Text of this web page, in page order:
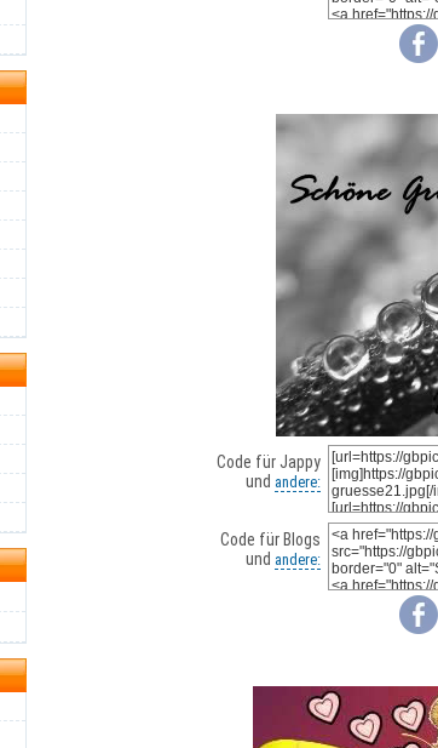
Code für Jappy
und andere:
Code für Blogs
und andere: